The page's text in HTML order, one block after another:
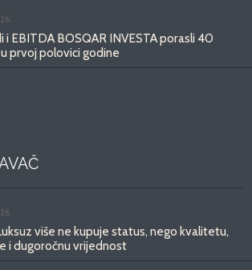
i EBITDA BOSQAR INVESTA porasli 40
prvoj polovici godine
više ne kupuje status, nego kvalitetu,
i dugoročnu vrijednost